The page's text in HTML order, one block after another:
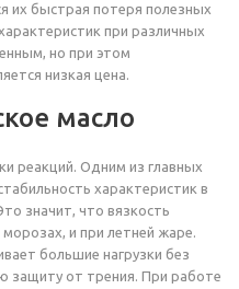
их быстрая потеря полезных
при различных
но при этом
низкая цена.
масло
реакций. Одним из главных
характеристик в
значит, что вязкость
и при летней жаре.
большие нагрузки без
защиту от трения. При работе